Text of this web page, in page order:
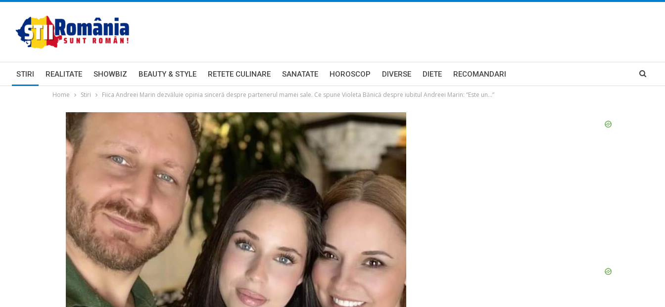
STIRI REALITATE SHOWBIZ BEAUTY & STYLE RETETE CULINARE SANATATE HOROSCOP DIVERSE DIETE RECOMANDARI
Home Stiri Fiica Andreei Marin dezvăluie opinia sinceră despre partenerul mamei sale. Ce spune Violeta Bănică despre iubitul Andreei Marin: “Este un…”